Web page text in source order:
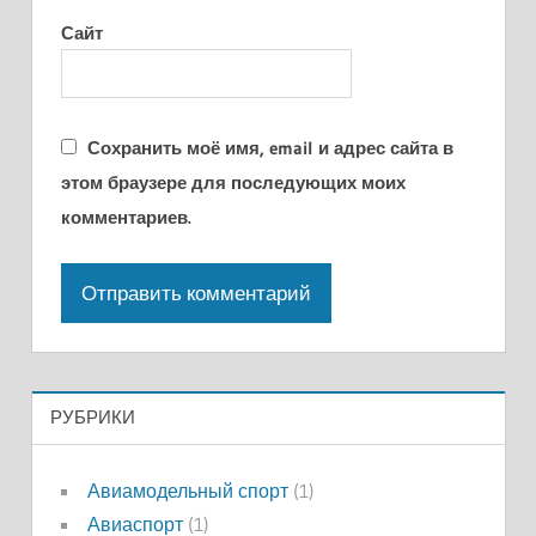
Сайт
Сохранить моё имя, email и адрес сайта в
этом браузере для последующих моих
комментариев.
РУБРИКИ
Авиамодельный спорт(1)
Авиаспорт(1)